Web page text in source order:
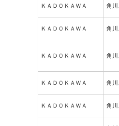
ＫＡＤＯＫＡＷＡ 角
ＫＡＤＯＫＡＷＡ 角
ＫＡＤＯＫＡＷＡ 角
ＫＡＤＯＫＡＷＡ 角
ＫＡＤＯＫＡＷＡ 角